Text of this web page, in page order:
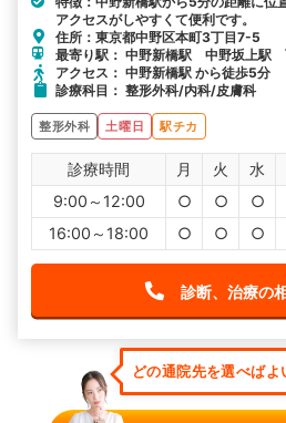
アクセスがしやすくて便利です。
住所：東京都中野区本町3丁目7-5
最寄り駅： 中野新橋駅 中野坂上駅
アクセス： 中野新橋駅 から徒歩5分
診療科目： 整形外科/内科/皮膚科
整形外科 土曜日 駅チカ
診療時間 月 火 水
9:00～12:00
○ ○ ○
16:00～18:00
○ ○ ○
診断、治療の
どの通院先を選べば